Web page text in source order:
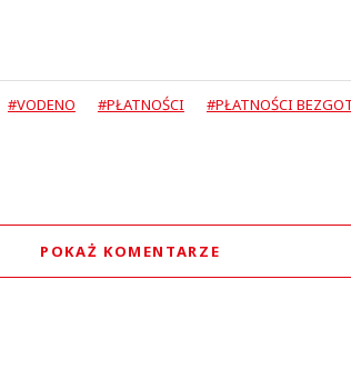
#VODENO #PŁATNOŚCI #PŁATNOŚCI
POKAŻ KOMENTARZE